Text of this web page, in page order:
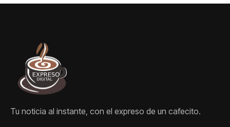
Tu noticia al instante, con el expreso de un cafecito.